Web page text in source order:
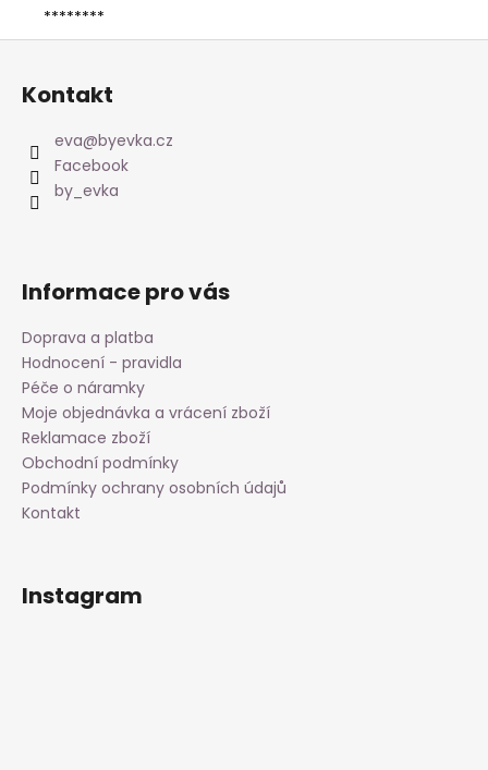
********
Kontakt
eva@byevka.cz
Facebook
by_evka
Informace pro vás
Doprava a platba
Hodnocení - pravidla
Péče o náramky
Moje objednávka a vrácení zboží
Reklamace zboží
Obchodní podmínky
Podmínky ochrany osobních údajů
Kontakt
Instagram